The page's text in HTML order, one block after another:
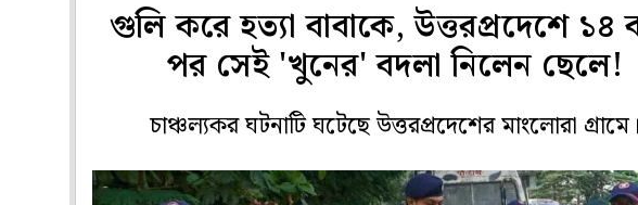
গুলি করে হত্যা বাবাকে, উত্তরপ্রদেশে ১৪
পর সেই 'খুনের' বদলা নিলেন ছেলে!
চাঞ্চল্যকর ঘটনাটি ঘটেছে উত্তরপ্রদেশের মাংলোরা